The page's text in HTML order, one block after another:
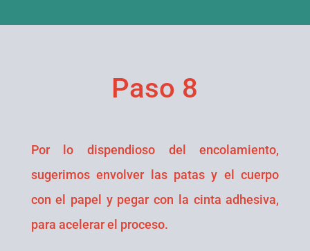
Paso 8
Por lo dispendioso del encolamiento,
sugerimos envolver las patas y el cuerpo
con el papel y pegar con la cinta adhesiva,
para acelerar el proceso.